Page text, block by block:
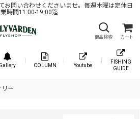
お問い合わせくださいませ。毎週木曜は定休日
時間11:00-19:00迄
商品検索 カート
COLUMN Youtube
FISHING
GUIDE
リー